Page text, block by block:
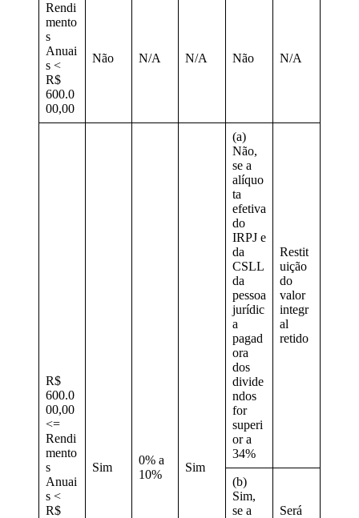
Rendi
mento
s
Anuai
s <
R$
600.0
00,00
Não N/A N/A Não N/A
R$
600.0
00,00
<=
Rendi
mento
s
Anuai
s <
R$
Sim
0% a
10%
Sim
(a)
Não,
se a
alíquo
ta
efetiva
do
IRPJ e
da
CSLL
da
pessoa
jurídic
a
pagad
ora
dos
divide
ndos
for
superi
or a
34%
Restit
uição
do
valor
integr
al
retido
(b)
Sim,
se a
Será